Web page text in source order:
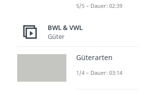
5/5 – Dauer: 02:39
BWL & VWL
Güter
Güterarten
1/4 – Dauer: 03:14